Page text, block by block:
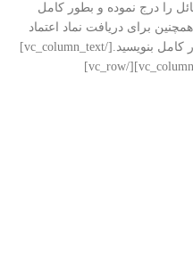
را درج نموده و بطور کامل
برای دریافت نماد اعتماد
الکترونیک نیز لازم است و باید آن را بطور کامل بنویسید.[/vc_column_text]